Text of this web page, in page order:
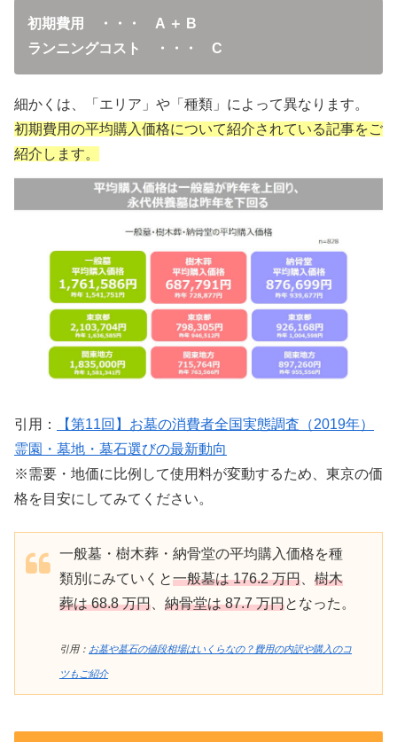
初期費用 ・・・ A ＋ B
ランニングコスト ・・・ C
細かくは、「エリア」や「種類」によって異なります。
初期費用の平均購入価格について紹介されている記事をご
紹介します。
引用：
【第11回】お墓の消費者全国実態調査（2019年）
霊園・墓地・墓石選びの最新動向
※需要・地価に比例して使用料が変動するため、東京の価
格を目安にしてみてください。
一般墓・樹木葬・納骨堂の平均購入価格を種
類別にみていくと一般墓は 176.2 万円
樹木
葬は 68.8 万円
納骨堂は 87.7 万円となった。
引用： お墓や墓石の値段相場はいくらなの？費用の内訳や購入のコ
ツもご紹介